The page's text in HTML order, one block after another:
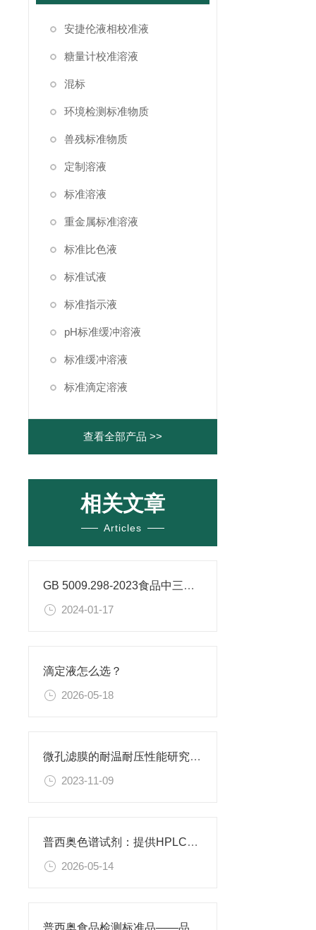
安捷伦液相校准液
糖量计校准溶液
混标
环境检测标准物质
兽残标准物质
定制溶液
标准溶液
重金属标准溶液
标准比色液
标准试液
标准指示液
pH标准缓冲溶液
标准缓冲溶液
标准滴定溶液
查看全部产品 >>
相关文章
Articles
GB 5009.298-2023食品中三氯蔗糖（蔗糖素）的测定
2024-01-17
滴定液怎么选？
2026-05-18
微孔滤膜的耐温耐压性能研究及其应用
2023-11-09
普西奥色谱试剂：提供HPLC级、LC-MS级等多种规格色谱试剂
2026-05-14